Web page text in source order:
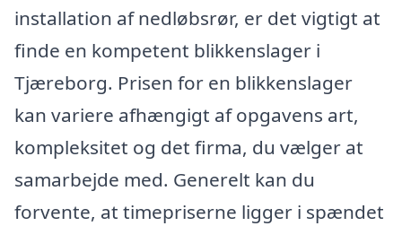
installation af nedløbsrør, er det vigtigt at
finde en kompetent blikkenslager i
Tjæreborg. Prisen for en blikkenslager
kan variere afhængigt af opgavens art,
kompleksitet og det firma, du vælger at
samarbejde med. Generelt kan du
forvente, at timepriserne ligger i spændet